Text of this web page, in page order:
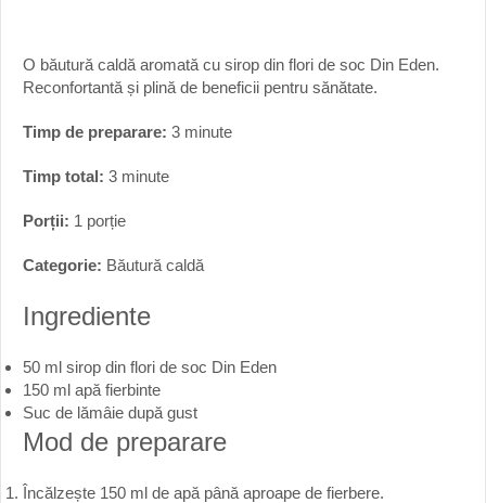
O băutură caldă aromată cu sirop din flori de soc Din Eden.
Reconfortantă și plină de beneficii pentru sănătate.
Timp de preparare: 3 minute
Timp total: 3 minute
Porții: 1 porție
Categorie: Băutură caldă
Ingrediente
50 ml sirop din flori de soc Din Eden
150 ml apă fierbinte
Suc de lămâie după gust
Mod de preparare
Încălzește 150 ml de apă până aproape de fierbere.